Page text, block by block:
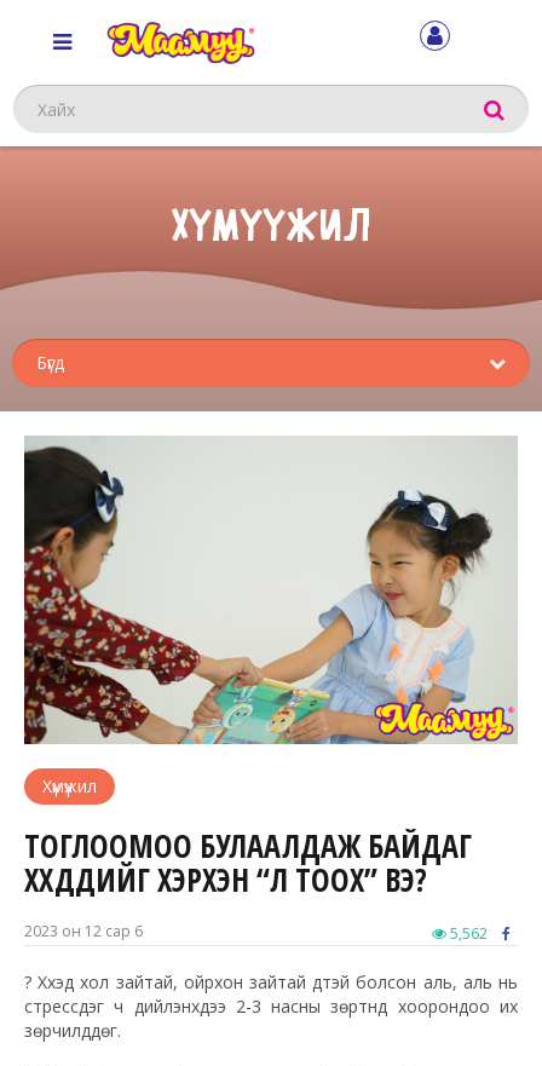
Хайх
ХҮМҮҮЖИЛ
Хүмүүжил
ТОГЛООМОО БУЛААЛДАЖ БАЙДАГ
ХҮҮХДҮҮДИЙГ ХЭРХЭН “ҮЛ ТООХ” ВЭ?
2023 он 12 сар 6 5,562
? Хүүхэд хол зайтай, ойрхон зайтай дүүтэй болсон аль, аль нь
стрессдэг ч дийлэнхдээ 2-3 насны зөрүүтнүүд хоорондоо их
зөрчилддөг.